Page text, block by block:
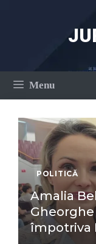
Menu
POLITICĂ
Amalia
împotriva